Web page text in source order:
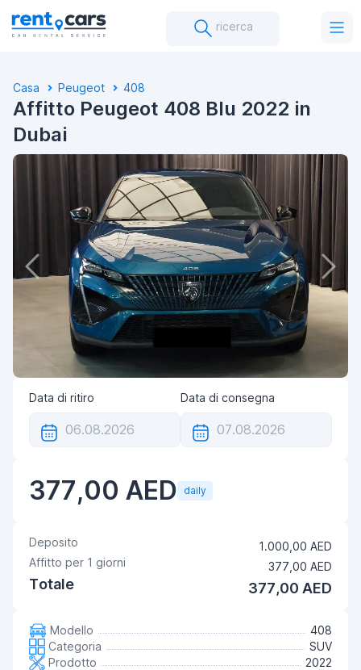
ricerca
Casa Peugeot 408
Affitto Peugeot 408 Blu 2022 in
Dubai
Data di ritiro Data di consegna
377,00 AED daily
Deposito
1.000,00 AED
Affitto per 1 giorni 377,00 AED
Totale 377,00 AED
Modello
408
Categoria
SUV
Prodotto
2022